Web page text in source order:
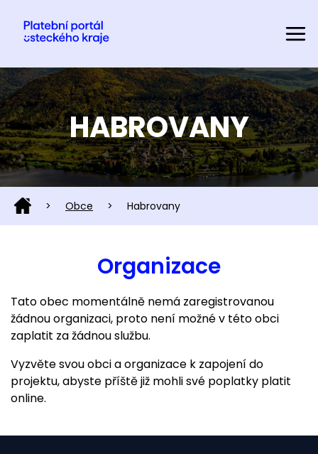
HABROVANY
> Obce > Habrovany
Organizace
Tato obec momentálně nemá zaregistrovanou
žádnou organizaci, proto není možné v této obci
zaplatit za žádnou službu.
Vyzvěte svou obci a organizace k zapojení do
projektu, abyste příště již mohli své poplatky platit
online.